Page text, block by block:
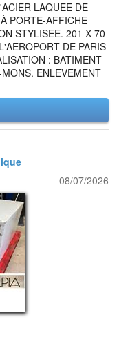
LAQUEE DE
PORTE-AFFICHE
STYLISEE. 201 X 70
DE PARIS
: BATIMENT
ENLEVEMENT
08/07/2026